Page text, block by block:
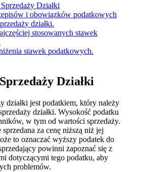
Działki
i obowiązków podatkowych
działki.
stosowanych stawek
stawek podatkowych.
Działki
działki jest podatkiem, który należy
działki. Wysokość podatku
w tym od wartości sprzedaży.
sprzedana za cenę niższą niż jej
to oznaczać wyższy podatek do
powinni zapoznać się z
dotyczącymi tego podatku, aby
problemów.